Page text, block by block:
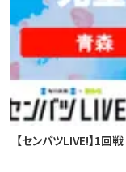
【センバツLIVE!】1